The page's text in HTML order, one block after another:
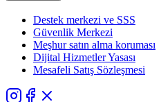
Destek merkezi ve SSS
Güvenlik Merkezi
Meşhur satın alma koruması
Dijital Hizmetler Yasası
Mesafeli Satış Sözleşmesi